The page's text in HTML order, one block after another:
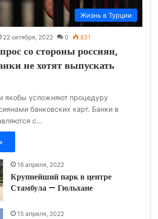
Жизнь в Турции
22 октября, 2022 0 831
со стороны россиян,
не хотят выпускать
якобы усложняют процедуру
банковских карт. Банки в
с…
16 апреля, 2022
Крупнейший парк в центре
Стамбула — Гюльхане
15 апреля, 2022